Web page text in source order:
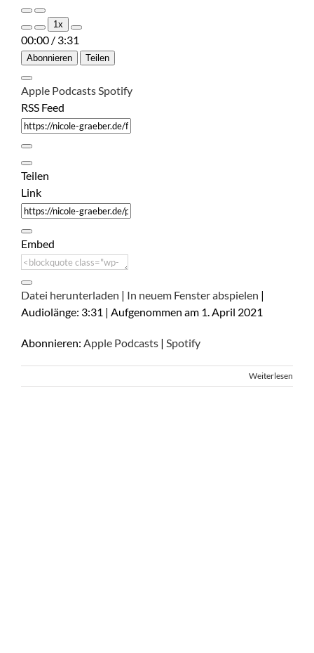
Play
Episode
Pause
Episode
1x
00:00 / 3:31
Abonnieren Teilen
Apple PodcastsSpotify
RSS Feed
Teilen
Link
Embed
Datei herunterladen | In neuem Fenster abspielen |
Audiolänge: 3:31 | Aufgenommen am 1. April 2021
Abonnieren: Apple Podcasts | Spotify
Weiterlesen